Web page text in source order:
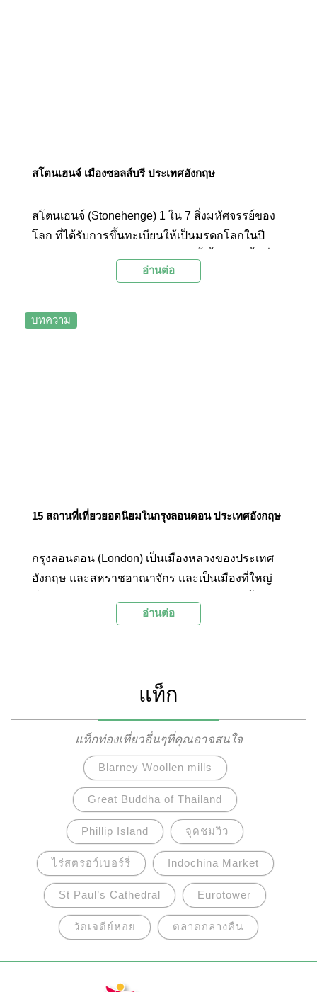
สโตนเฮนจ์ เมืองซอลส์บรี ประเทศอังกฤษ
สโตนเฮนจ์ (Stonehenge) 1 ใน 7 สิ่งมหัศจรรย์ของ
โลก ที่ได้รับการขึ้นทะเบียนให้เป็นมรดกโลกในปี
ราบซอลส์บรี (Salisbury Plain) ประเทศอังกฤษ
อ่านต่อ
บทความ
15 สถานที่เที่ยวยอดนิยมในกรุงลอนดอน ประเทศอังกฤษ
กรุงลอนดอน (London) เป็นเมืองหลวงของประเทศ
อังกฤษ และสหราชอาณาจักร และเป็นเมืองที่ใหญ่
ศูนย์กลางทางวัฒนธรรม ประวัติศาสตร์ และธุรกิจที่
เมืองสากลหลักของโลก วันนี้ Palanla จะพาไปชม
15 สถานที่ท่องเที่ยวยอดนิยมในลอนดอน ประเทศ
อังกฤษที่ไม่ควรพลาดด้วยประการทั้งปวง
อ่านต่อ
แท็ก
แท็กท่องเที่ยวอื่นๆที่คุณอาจสนใจ
Blarney Woollen mills
Great Buddha of Thailand
Phillip Island จุดชมวิว
ไร่สตรอว์เบอร์รี่ Indochina Market
St Paul’s Cathedral Eurotower
วัดเจดีย์หอย ตลาดกลางคืน